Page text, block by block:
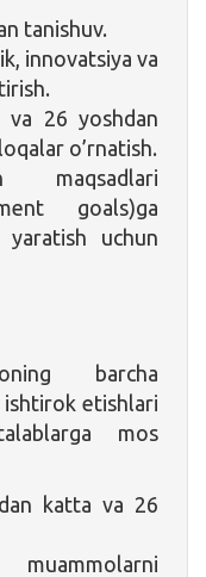
tanishuv.
innovatsiya va
va 26 yoshdan
o’rnatish.
maqsadlari
goals)ga
yaratish uchun
barcha
ishtirok etishlari
mos
katta va 26